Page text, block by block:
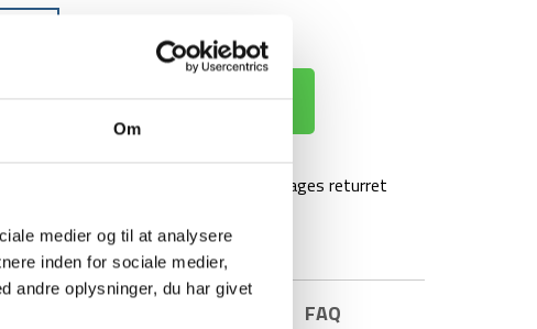
Om
medier og til at analysere
inden for sociale medier,
andre oplysninger, du har givet
KURV
100 dages returret
FAQ